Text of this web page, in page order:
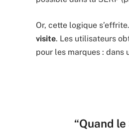
Or, cette logique
visite. Les utilisateurs
pour les marques : dans
“Quand